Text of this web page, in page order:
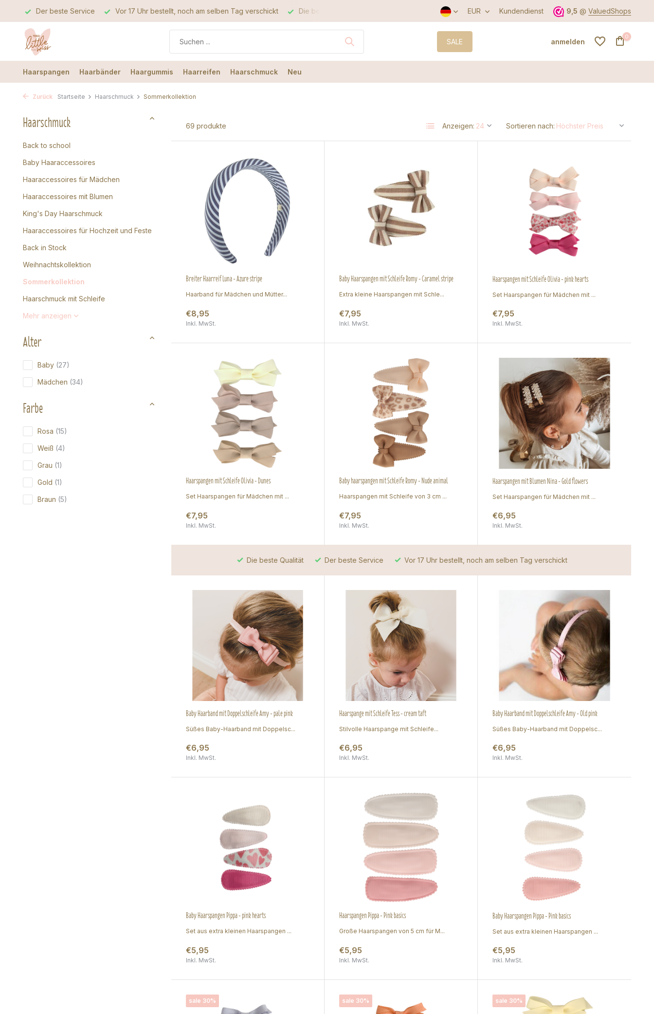
Vor 17 Uhr bestellt, noch am selben Tag verschickt Die beste Qualität Der beste Service EUR Kundendienst 9,5 @ ValuedShops
SALE anmelden
Benutzerkonto
0
Haarspangen Haarbänder Haargummis Haarreifen Haarschmuck Neu
Zurück Startseite Haarschmuck Sommerkollektion
Haarschmuck
Back to school
Baby Haaraccessoires
Haaraccessoires für Mädchen
Haaraccessoires mit Blumen
King's Day Haarschmuck
Haaraccessoires für Hochzeit und Feste
Back in Stock
Weihnachtskollektion
Sommerkollektion
Haarschmuck mit Schleife
Mehr anzeigen
Alter
Baby (27)
Mädchen (34)
Farbe
Rosa (15)
Weiß (4)
Grau (1)
Gold (1)
Braun (5)
69 produkte Anzeigen: Sortieren nach:
Breiter Haarreif Luna - Azure stripe
Haarband für Mädchen und Mütter...
€8,95
Inkl. MwSt.
Baby Haarspangen mit Schleife Romy - Caramel stripe
Extra kleine Haarspangen mit Schle...
€7,95
Inkl. MwSt.
Haarspangen mit Schleife Olivia - pink hearts
Set Haarspangen für Mädchen mit ...
€7,95
Inkl. MwSt.
Haarspangen mit Schleife Olivia - Dunes
Set Haarspangen für Mädchen mit ...
€7,95
Inkl. MwSt.
Baby haarspangen mit Schleife Romy - Nude animal
Haarspangen mit Schleife von 3 cm ...
€7,95
Inkl. MwSt.
Haarspangen mit Blumen Nina - Gold flowers
Set Haarspangen für Mädchen mit ...
€6,95
Inkl. MwSt.
Die beste Qualität Der beste Service Vor 17 Uhr bestellt, noch am selben Tag verschickt
Baby Haarband mit Doppelschleife Amy - pale pink
Süßes Baby-Haarband mit Doppelsc...
€6,95
Inkl. MwSt.
Haarspange mit Schleife Tess - cream taft
Stilvolle Haarspange mit Schleife...
€6,95
Inkl. MwSt.
Baby Haarband mit Doppelschleife Amy - Old pink
Süßes Baby-Haarband mit Doppelsc...
€6,95
Inkl. MwSt.
Baby Haarspangen Pippa - pink hearts
Set aus extra kleinen Haarspangen ...
€5,95
Inkl. MwSt.
Haarspangen Pippa - Pink basics
Große Haarspangen von 5 cm für M...
€5,95
Inkl. MwSt.
Baby Haarspangen Pippa - Pink basics
Set aus extra kleinen Haarspangen ...
€5,95
Inkl. MwSt.
sale 30% sale 30% sale 30%